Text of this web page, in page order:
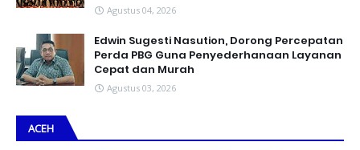
Agustus 04, 2026
Edwin Sugesti Nasution, Dorong Percepatan
Perda PBG Guna Penyederhanaan Layanan
Cepat dan Murah
Agustus 03, 2026
ACEH